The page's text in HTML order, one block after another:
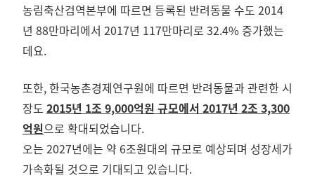
농림축산검역본부에 따르면 등록된 반려동물 수도 2014
년 88만마리에서 2017년 117만마리로 32.4% 증가했는
데요.
또한, 한국농촌경제연구원에 따르면 반려동물과 관련한 시
장도 2015년 1조 9,000억원 규모에서 2017년 2조 3,300
억원으로 확대되었습니다.
오는 2027년에는 약 6조원대의 규모로 예상되며 성장세가
가속화될 것으로 기대되고 있습니다.